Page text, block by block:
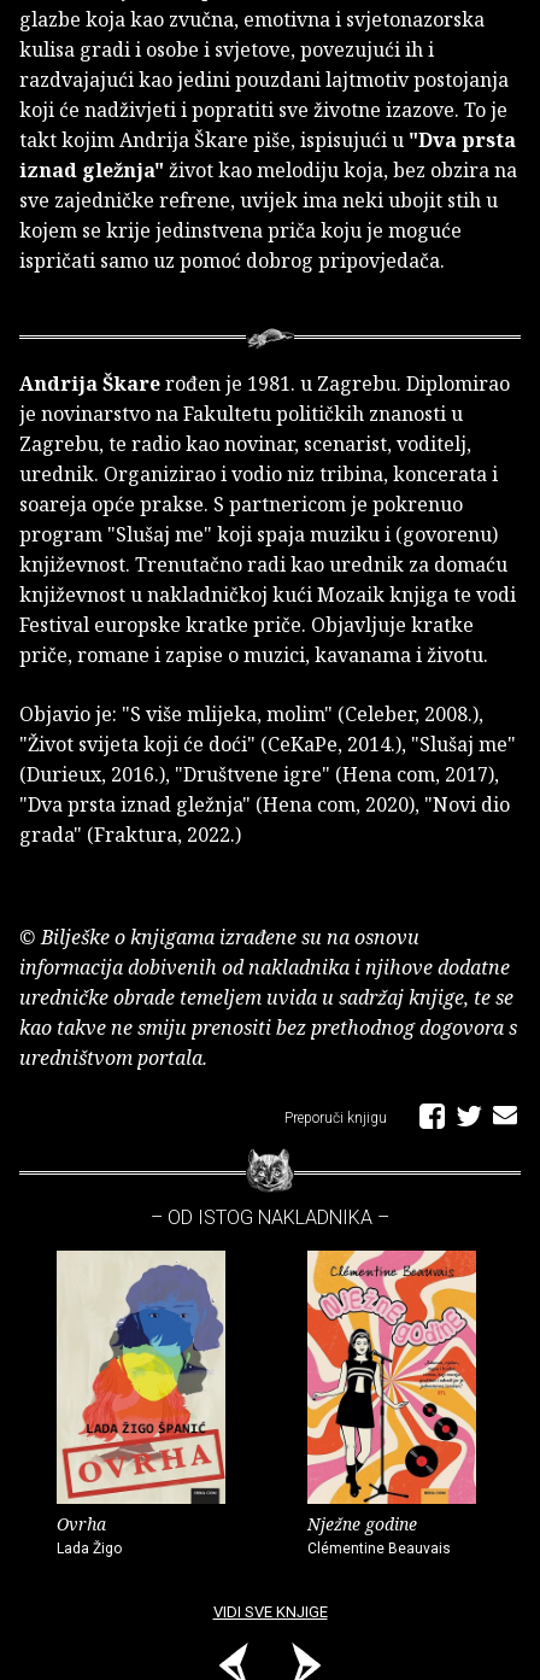
glazbe koja kao zvučna, emotivna i svjetonazorska
kulisa gradi i osobe i svjetove, povezujući ih i
razdvajajući kao jedini pouzdani lajtmotiv postojanja
koji će nadživjeti i popratiti sve životne izazove. To je
takt kojim Andrija Škare piše, ispisujući u "Dva prsta
iznad gležnja" život kao melodiju koja, bez obzira na
sve zajedničke refrene, uvijek ima neki ubojit stih u
kojem se krije jedinstvena priča koju je moguće
ispričati samo uz pomoć dobrog pripovjedača.
Andrija Škarerođen je 1981. u Zagrebu. Diplomirao
je novinarstvo na Fakultetu političkih znanosti u
Zagrebu, te radio kao novinar, scenarist, voditelj,
urednik. Organizirao i vodio niz tribina, koncerata i
soareja opće prakse. S partnericom je pokrenuo
program "Slušaj me" koji spaja muziku i (govorenu)
književnost. Trenutačno radi kao urednik za domaću
književnost u nakladničkoj kući Mozaik knjiga te vodi
Festival europske kratke priče. Objavljuje kratke
priče, romane i zapise o muzici, kavanama i životu.
Objavio je: "S više mlijeka, molim" (Celeber, 2008.),
"Život svijeta koji će doći" (CeKaPe, 2014.), "Slušaj me"
(Durieux, 2016.), "Društvene igre" (Hena com, 2017),
"Dva prsta iznad gležnja" (Hena com, 2020), "Novi dio
grada" (Fraktura, 2022.)
© Bilješke o knjigama izrađene su na osnovu
informacija dobivenih od nakladnika i njihove dodatne
uredničke obrade temeljem uvida u sadržaj knjige, te se
kao takve ne smiju prenositi bez prethodnog dogovora s
uredništvom portala.
Preporuči knjigu
– OD ISTOG NAKLADNIKA –
Ovrha
Lada Žigo
Nježne godine
Clémentine Beauvais
VIDI SVE KNJIGE